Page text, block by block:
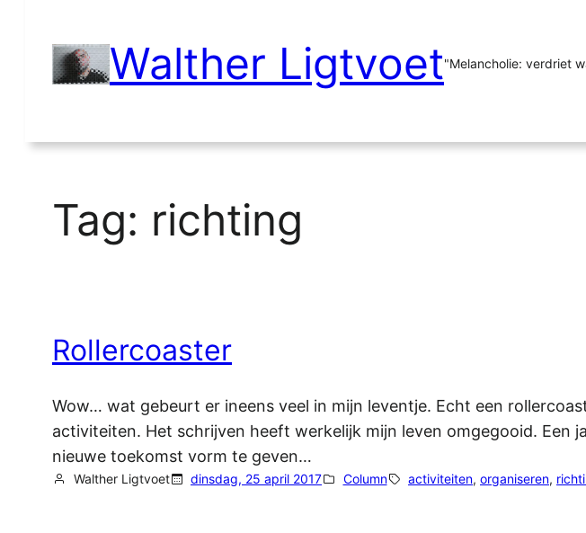
inhoud
Walther Ligtvoet"Melancholie: verdriet
Tag: richting
Rollercoaster
Wow… wat gebeurt er ineens veel in mijn leventje. Echt een
activiteiten. Het schrijven heeft werkelijk mijn leven omgegooid. Een
nieuwe toekomst vorm te geven…
Walther Ligtvoet dinsdag, 25 april 2017 Column activiteiten, organiseren,